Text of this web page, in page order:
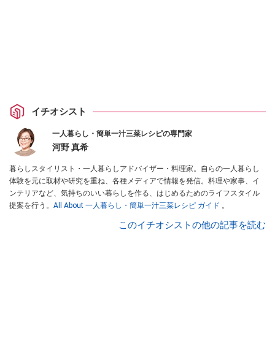
イチオシスト
一人暮らし・簡単一汁三菜レシピの専門家
河野 真希
暮らしスタイリスト・一人暮らしアドバイザー・料理家。自らの一人暮らし
体験を元に取材や研究を重ね、各種メディアで情報を発信。料理や家事、イ
ンテリアなど、気持ちのいい暮らしを作る、はじめるためのライフスタイル
提案を行う。 All About 一人暮らし・簡単一汁三菜レシピ ガイド 。
このイチオシストの他の記事を読む